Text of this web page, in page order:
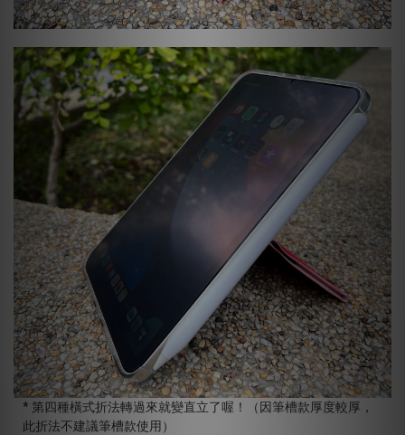
* 第四種橫式折法轉過來就變直立了喔！（因筆槽款厚度較厚，
此折法不建議筆槽款使用）